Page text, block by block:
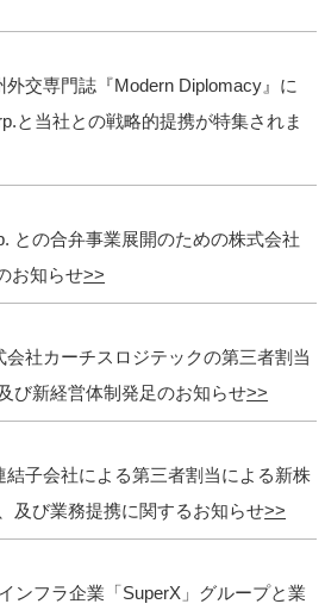
外交専門誌『Modern Diplomacy』に
と当社との戦略的提携が特集されま
との合弁事業展開のための株式会社
お知らせ
社カーチスロジテックの第三者割当
び新経営体制発足のお知らせ
子会社による第三者割当による新株
及び業務提携に関するお知らせ
ンフラ企業「SuperX」グループと業